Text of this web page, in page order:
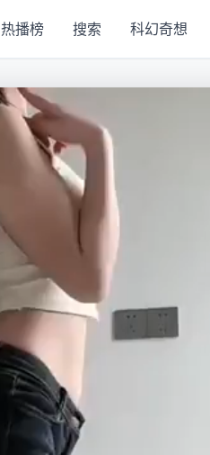
热播榜 搜索 科幻奇想